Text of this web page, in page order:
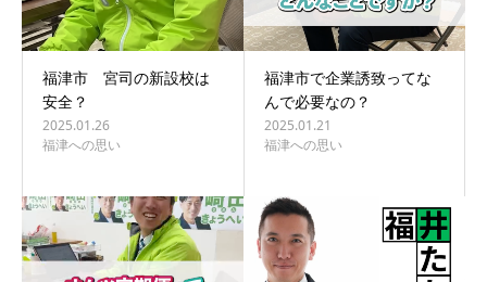
福津市 宮司の新設校は
安全？
2025.01.26
福津への思い
福津市で企業誘致ってな
んで必要なの？
2025.01.21
福津への思い